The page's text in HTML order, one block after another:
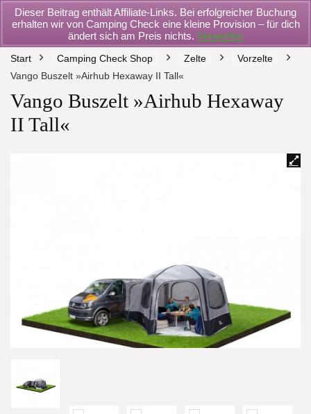
Dieser Beitrag enthält Affiliate-Links. Bei erfolgreicher Buchung
erhalten wir von Camping Check eine kleine Provision – für dich
ändert sich am Preis nichts. Verwerfen
Start Camping Check Shop Zelte
Vorzelte
Vango Buszelt »Airhub Hexaway II Tall«
Vango Buszelt »Airhub Hexaway
II Tall«